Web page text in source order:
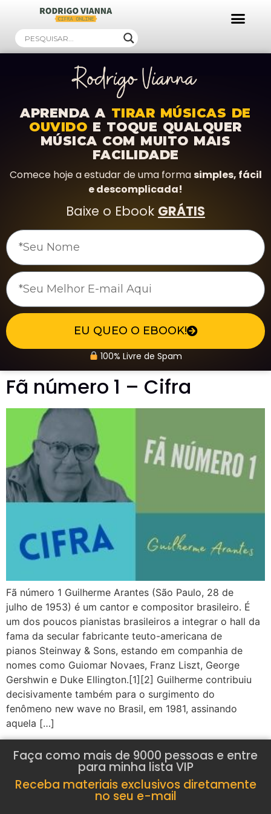
APRENDA A TIRAR MÚSICAS DE
OUVIDO E TOQUE QUALQUER
MÚSICA COM MUITO MAIS
FACILIDADE
Comece hoje a estudar de uma formasimples, fácil
e descomplicada!
Baixe o Ebook GRÁTIS
EU QUEO O EBOOK!
100% Livre de Spam
Fã número 1 – Cifra
Fã número 1 Guilherme Arantes (São Paulo, 28 de
julho de 1953) é um cantor e compositor brasileiro. É
um dos poucos pianistas brasileiros a integrar o hall da
fama da secular fabricante teuto-americana de
pianos Steinway & Sons, estando em companhia de
nomes como Guiomar Novaes, Franz Liszt, George
Gershwin e Duke Ellington.[1][2] Guilherme contribuiu
decisivamente também para o surgimento do
fenômeno new wave no Brasil, em 1981, assinando
aquela […]
Faça como mais de 9000 pessoas e entre
para minha lista VIP
Receba materiais exclusivos diretamente
no seu e-mail